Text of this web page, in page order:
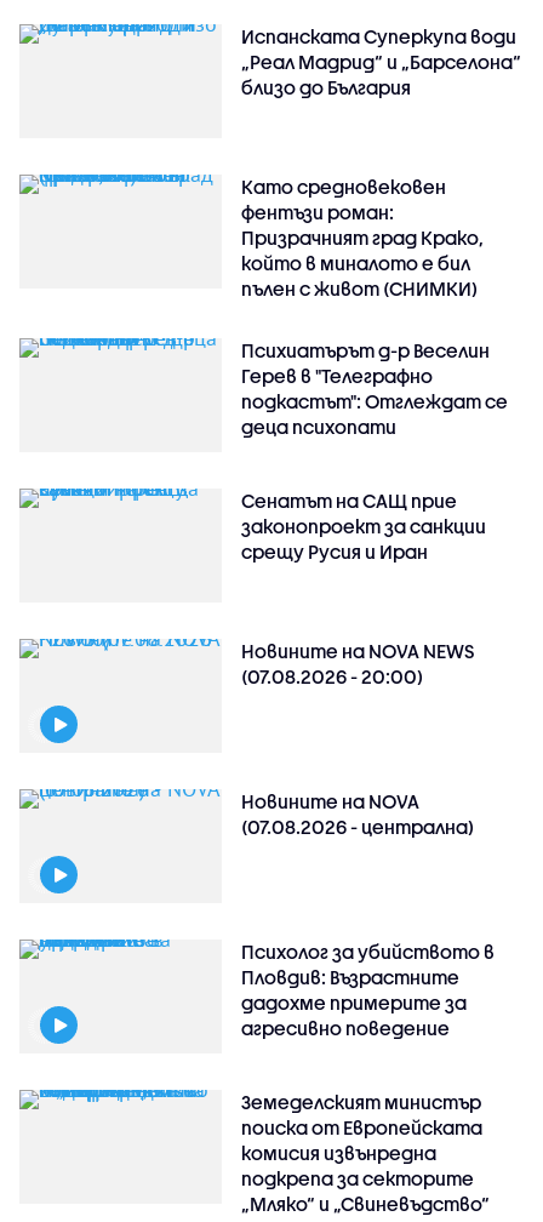
Испанската Суперкупа води
„Реал Мадрид“ и „Барселона“
близо до България
Като средновековен
фентъзи роман:
Призрачният град Крако,
който в миналото е бил
пълен с живот (СНИМКИ)
Психиатърът д-р Веселин
Герев в "Телеграфно
подкастът": Отглеждат се
деца психопати
Сенатът на САЩ прие
законопроект за санкции
срещу Русия и Иран
Новините на NOVA NEWS
(07.08.2026 - 20:00)
Новините на NOVA
(07.08.2026 - централна)
Психолог за убийството в
Пловдив: Възрастните
дадохме примерите за
агресивно поведение
Земеделският министър
поиска от Европейската
комисия извънредна
подкрепа за секторите
„Мляко“ и „Свиневъдство“